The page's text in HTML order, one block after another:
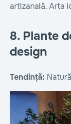
artizanală. Arta
8. Plante
design
Tendință: